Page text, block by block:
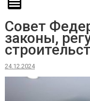
Совет
законы,
24.12.2024